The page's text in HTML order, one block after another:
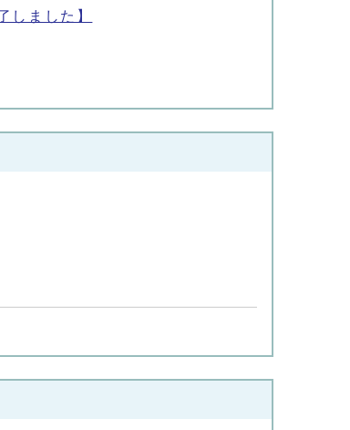
しました】